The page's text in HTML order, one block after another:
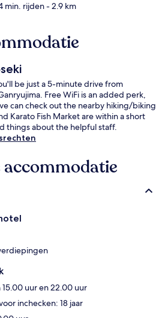
min. rijden- 2.9 km
be just a 5-minute drive from
Free WiFi is an added perk,
can check out the nearby hiking/biking
Karato Fish Market are within a short
things about the helpful staff.
accommodatie
uur en 22.00 uur
inchecken: 18 jaar